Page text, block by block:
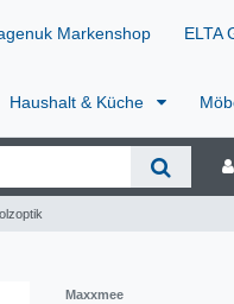
Markenshop ELTA
Haushalt & Küche
Maxxmee